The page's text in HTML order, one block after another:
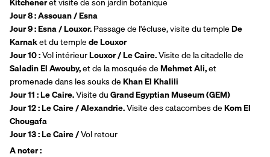
Jour 8 : Assouan / Esna
Jour 9 : Esna / Louxor. Passage de l'écluse, visite du temple De
Karnak et du temple de Louxor
Jour 10 : Vol intérieur Louxor / Le Caire.
Saladin El Awouby, et de la mosquée de Mehmet Ali, et
promenade dans les souks de Khan El Khalili
Jour 11 : Le Caire. Visite du Grand Egyptian Museum (GEM)
Jour 12 : Le Caire / Alexandrie. Visite des catacombes de Kom El
Chougafa
Jour 13 : Le Caire / Vol retour
A noter :